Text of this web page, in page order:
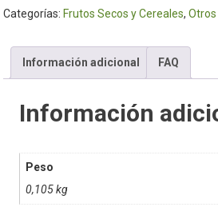
Categorías: Frutos Secos y Cereales,Otros
Información adicional FAQ
Información
Peso
0,105 kg